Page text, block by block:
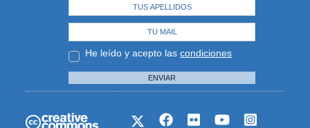
He leído y acepto las condiciones
ENVIAR